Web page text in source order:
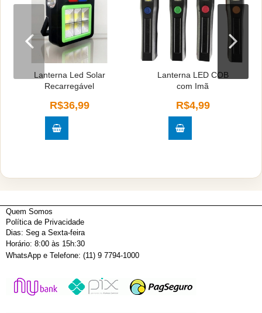
Lanterna Led Solar
Recarregável
R$36,99
Lanterna LED COB
com Imã
R$4,99
Quem Somos
Política de Privacidade
Dias: Seg a Sexta-feira
Horário: 8:00 às 15h:30
WhatsApp e Telefone: (11) 9 7794-1000